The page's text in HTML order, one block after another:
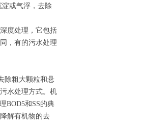
或气浮，去除
度处理，它包括
，有的污水处理
除粗大颗粒和悬
水处理方式。机
BOD5和SS的典
解有机物的去